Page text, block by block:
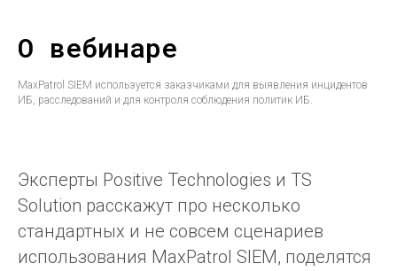
О вебинаре
MaxPatrol SIEM используется заказчиками для выявления инцидентов
ИБ, расследований и для контроля соблюдения политик ИБ.
Эксперты Positive Technologies и TS
Solution расскажут про несколько
стандартных и не совсем сценариев
использования MaxPatrol SIEM, поделятся